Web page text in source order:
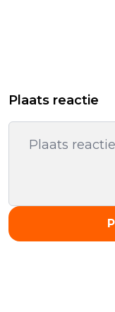
Plaats reactie